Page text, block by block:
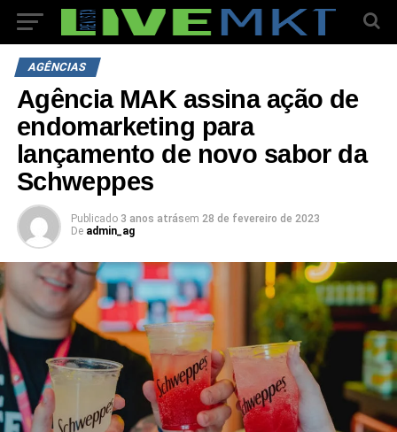
AGÊNCIAS
Agência MAK assina ação de
endomarketing para
lançamento de novo sabor da
Schweppes
Publicado 3 anos atrásem 28 de fevereiro de 2023
De admin_ag